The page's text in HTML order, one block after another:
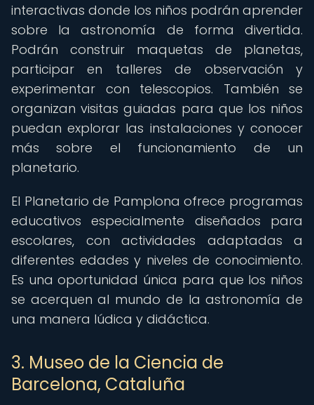
interactivas donde los niños podrán aprender
sobre la astronomía de forma divertida.
Podrán construir maquetas de planetas,
participar en talleres de observación y
experimentar con telescopios. También se
organizan visitas guiadas para que los niños
puedan explorar las instalaciones y conocer
más sobre el funcionamiento de un
planetario.
El Planetario de Pamplona ofrece programas
educativos especialmente diseñados para
escolares, con actividades adaptadas a
diferentes edades y niveles de conocimiento.
Es una oportunidad única para que los niños
se acerquen al mundo de la astronomía de
una manera lúdica y didáctica.
3. Museo de la Ciencia de
Barcelona, Cataluña